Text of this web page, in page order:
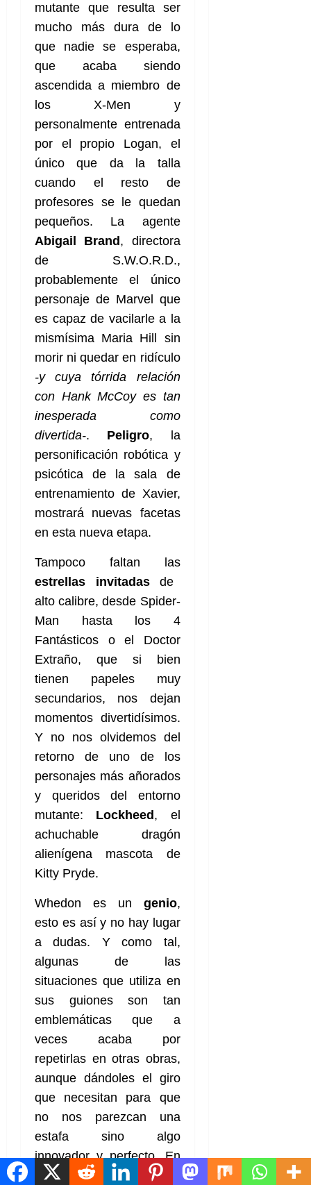
mutante que resulta ser
mucho más dura de lo
que nadie se esperaba,
que acaba siendo
ascendida a miembro de
los X-Men y
personalmente entrenada
por el propio Logan, el
único que da la talla
cuando el resto de
profesores se le quedan
pequeños. La agente
Abigail Brand , directora
de S.W.O.R.D.,
probablemente el único
personaje de Marvel que
es capaz de vacilarle a la
mismísima Maria Hill sin
morir ni quedar en ridículo
-y cuya tórrida relación
con Hank McCoy es tan
inesperada como
divertida-. Peligro, la
personificación robótica y
psicótica de la sala de
entrenamiento de Xavier,
mostrará nuevas facetas
en esta nueva etapa.
Tampoco faltan las
estrellas invitadasde
alto calibre, desde Spider-
Man hasta los 4
Fantásticos o el Doctor
Extraño, que si bien
tienen papeles muy
secundarios, nos dejan
momentos divertidísimos.
Y no nos olvidemos del
retorno de uno de los
personajes más añorados
y queridos del entorno
mutante: Lockheed , el
achuchable dragón
alienígena mascota de
Kitty Pryde.
Whedon es un genio,
esto es así y no hay lugar
a dudas. Y como tal,
algunas de las
situaciones que utiliza en
sus guiones son tan
emblemáticas que a
veces acaba por
repetirlas en otras obras,
aunque dándoles el giro
que necesitan para que
no nos parezcan una
estafa sino algo
innovador y perfecto. En
este volumen, todo buen